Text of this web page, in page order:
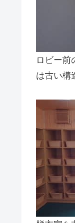
ロビー前
は古い構